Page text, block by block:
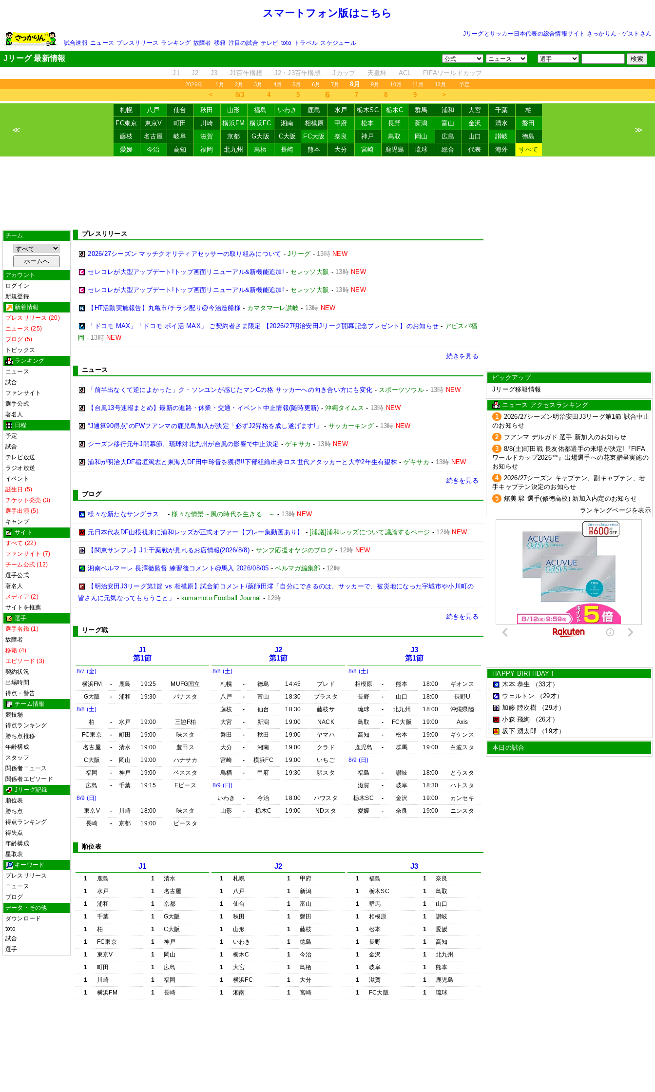
スマートフォン版はこちら
Jリーグとサッカー日本代表の総合情報サイト さっかりん - ゲストさん
試合速報 ニュース プレスリリース ランキング 故障者 移籍 注目の試合 テレビ toto トラベル スケジュール
Jリーグ 最新情報
J1 J2 J3 J1百年構想 J2・J3百年構想 Jカップ 天皇杯 ACL FIFAワールドカップ
2026年 1月 2月 3月 4月 5月 6月 7月 8月 9月 10月 11月 12月 予定
＜ 8/3 4 5 6 7 8 9 ＞
≪
札幌 八戸 仙台 秋田 山形 福島 いわき 鹿島 水戸 栃木SC 栃木C 群馬 浦和 大宮 千葉
柏
FC東京
東京V 町田 川崎 横浜FM 横浜FC 湘南 相模原 甲府 松本 長野 新潟 富山 金沢 清水
磐田
藤枝
名古屋 岐阜 滋賀 京都 G大阪 C大阪 FC大阪 奈良 神戸 鳥取 岡山 広島 山口 讃岐
徳島
愛媛
今治 高知 福岡 北九州 鳥栖 長崎 熊本 大分 宮崎 鹿児島 琉球 総合 代表 海外 すべて
≫
チーム
アカウント
ログイン
新規登録
新着情報
プレスリリース (20)
ニュース (25)
ブログ (5)
トピックス
ランキング
ニュース
試合
ファンサイト
選手公式
著名人
日程
予定
試合
テレビ放送
ラジオ放送
イベント
誕生日 (5)
チケット発売 (3)
選手出演 (5)
キャンプ
サイト
すべて (22)
ファンサイト (7)
チーム公式 (12)
選手公式
著名人
メディア (2)
サイトを推薦
選手
選手名鑑 (1)
故障者
移籍 (4)
エピソード (3)
契約状況
出場時間
得点・警告
チーム情報
競技場
得点ランキング
勝ち点推移
年齢構成
スタッフ
関係者ニュース
関係者エピソード
Jリーグ記録
順位表
勝ち点
得点ランキング
得失点
年齢構成
星取表
キーワード
プレスリリース
ニュース
ブログ
データ・その他
ダウンロード
toto
試合
選手
プレスリリース
2026/27シーズン マッチクオリティアセッサーの取り組みについて -Jリーグ - 13時 NEW
セレコレが大型アップデート!トップ画面リニューアル&新機能追加! - セレッソ大阪 - 13時 NEW
セレコレが大型アップデート!トップ画面リニューアル&新機能追加! - セレッソ大阪 - 13時 NEW
【HT活動実施報告】丸亀市/チラシ配り@今治造船様 - カマタマーレ讃岐 - 13時 NEW
「ドコモ MAX」「ドコモ ポイ活 MAX」 ご契約者さま限定 【2026/27明治安田Jリーグ開幕記念プレゼント】のお知らせ - アビスパ福
岡 - 13時 NEW
続きを見る
ニュース
「前半出なくて逆によかった」ク・ソンユンが感じたマンCの格 サッカーへの向き合い方にも変化 - スポーツソウル- 13時 NEW
【台風13号速報まとめ】最新の進路・休業・交通・イベント中止情報(随時更新) -沖縄タイムス - 13時 NEW
“J通算90得点”のFWフアンマの鹿児島加入が決定「必ずJ2昇格を成し遂げます!」 -サッカーキング- 13時 NEW
シーズン移行元年J開幕節、琉球対北九州が台風の影響で中止決定 -ゲキサカ - 13時 NEW
浦和が明治大DF稲垣篤志と東海大DF田中玲音を獲得!!下部組織出身ロス世代アタッカーと大学2年生有望株- ゲキサカ - 13時 NEW
続きを見る
ブログ
様々な新たなサングラス… -様々な情景～風の時代を生きる…～ - 13時 NEW
元日本代表DF山根視来に浦和レッズが正式オファー【プレー集動画あり】 - [浦議]浦和レッズについて議論するページ - 12時 NEW
【関東サンフレ】J1:千葉戦が見れるお店情報(2026/8/8)- サンフ応援オヤジのブログ- 12時 NEW
湘南ベルマーレ 長澤徹監督 練習後コメント@馬入 2026/08/05 -ベルマガ編集部 - 12時
【明治安田J3リーグ第1節 vs 相模原】試合前コメント/薬師田澪「自分にできるのは、サッカーで、被災地になった宇城市や小川町の
皆さんに元気なってもらうこと」
- kumamoto Football Journal - 12時
続きを見る
リーグ戦
J1
第1節
8/7 (金)
横浜FM
- 鹿島 19:25
MUFG国立
G大阪
- 浦和 19:30
パナスタ
8/8 (土)
柏
- 水戸 19:00
三協F柏
FC東京
- 町田 19:00
味スタ
名古屋
- 清水 19:00
豊田ス
C大阪
- 岡山 19:00
ハナサカ
福岡
- 神戸 19:00
ベススタ
広島
- 千葉 19:15
Eピース
8/9 (日)
東京V
- 川崎 18:00
味スタ
長崎
- 京都 19:00 ピースタ
J2
第1節
8/8 (土)
札幌
- 徳島 14:45
プレド
八戸
- 富山 18:30
プラスタ
藤枝
- 仙台 18:30
藤枝サ
大宮
- 新潟 19:00
NACK
磐田
- 秋田 19:00
ヤマハ
大分
- 湘南 19:00
クラド
宮崎
- 横浜FC 19:00
いちご
鳥栖
- 甲府 19:30
駅スタ
8/9 (日)
いわき
- 今治 18:00
ハワスタ
山形
- 栃木C 19:00 NDスタ
J3
第1節
8/8 (土)
相模原
- 熊本 18:00
ギオンス
長野
- 山口 18:00
長野U
琉球
- 北九州 18:00
沖縄県陸
鳥取
- FC大阪 19:00
Axis
高知
- 松本 19:00
ギケンス
鹿児島
- 群馬 19:00
白波スタ
8/9 (日)
福島
- 讃岐 18:00
とうスタ
滋賀
- 岐阜 18:30
ハトスタ
栃木SC
- 金沢 19:00
カンセキ
愛媛
- 奈良 19:00 ニンスタ
順位表
J1
1 鹿島 1
清水
1
水戸 1
名古屋
1
浦和 1
京都
1
千葉 1
G大阪
1
柏 1
C大阪
1
FC東京 1
神戸
1
東京V 1
岡山
1
町田 1
広島
1
川崎 1
福岡
1
横浜FM 1 長崎
J2
1 札幌 1
甲府
1
八戸 1
新潟
1
仙台 1
富山
1
秋田 1
磐田
1
山形 1
藤枝
1
いわき 1
徳島
1
栃木C 1
今治
1
大宮 1
鳥栖
1
横浜FC 1
大分
1
湘南 1 宮崎
J3
1 福島 1
奈良
1
栃木SC 1
鳥取
1
群馬 1
山口
1
相模原 1
讃岐
1
松本 1
愛媛
1
長野 1
高知
1
金沢 1
北九州
1
岐阜 1
熊本
1
滋賀 1
鹿児島
1
FC大阪 1 琉球
ピックアップ
Jリーグ移籍情報
ニュース アクセスランキング
1
2026/27シーズン明治安田J3リーグ第1節 試合中止
のお知らせ
2
フアンマ デルガド 選手 新加入のお知らせ
3
8/8(土)町田戦 長友佑都選手の来場が決定!『FIFA
ワールドカップ2026™』出場選手への花束贈呈実施の
お知らせ
4
2026/27シーズン キャプテン、副キャプテン、若
手キャプテン決定のお知らせ
5
舘美 駿 選手(修徳高校) 新加入内定のお知らせ
ランキングページを表示
HAPPY BIRTHDAY !
木本 恭生
（33才）
ウェルトン
（29才）
加藤 陸次樹
（29才）
小森 飛絢
（26才）
坂下 湧太郎
（19才）
本日の試合